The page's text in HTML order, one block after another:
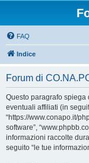
FAQ
Indice
Forum di
Questo paragrafo spiega
eventuali affiliati (in
“https://www.conapo.it/
software”,
informazioni raccolte
seguito “le tue